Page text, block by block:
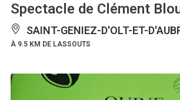
Spectacle de Clément
SAINT-GENIEZ-D'OLT-ET-
À 9.5 KM DE LASSOUTS